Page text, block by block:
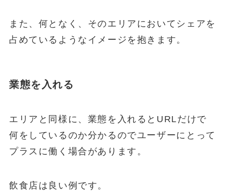
また、何となく、そのエリアにおいてシェアを
占めているようなイメージを抱きます。
業態を入れる
エリアと同様に、業態を入れるとURLだけで
何をしているのか分かるのでユーザーにとって
プラスに働く場合があります。
飲食店は良い例です。